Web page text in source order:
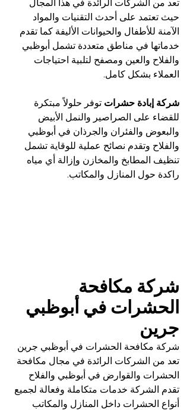
تعد من الشركات الرائدة في هذا المجال
حيث تعتمد على أحدث التقنيات والمواد
الآمنة للأطفال والحيوانات الأليفة كما تقدم
خدماتها في مناطق متعددة تشمل أبوظبي
والفلاح والعين ومصفح لتلبية احتياجات
العملاء بشكل كامل.
شركة إبادة حشرات توفر حلولاً مبتكرة
للقضاء على الصراصير والنمل الأبيض
والبعوض والفئران والجرذان في أبوظبي
والفلاح وتقدم نصائح عملية للوقاية تشمل
تنظيف المطابخ والمخازن وإزالة أي مياه
راكدة حول المنازل والمكاتب.
شركة مكافحة
الحشرات في أبوظبي
جرين
شركة مكافحة الحشرات في أبوظبي جرين
تعد من الشركات الرائدة في مجال مكافحة
الحشرات والقوارض في أبوظبي والفلاح
تقدم الشركة خدمات متكاملة وفعالة لجميع
أنواع الحشرات داخل المنازل والمكاتب